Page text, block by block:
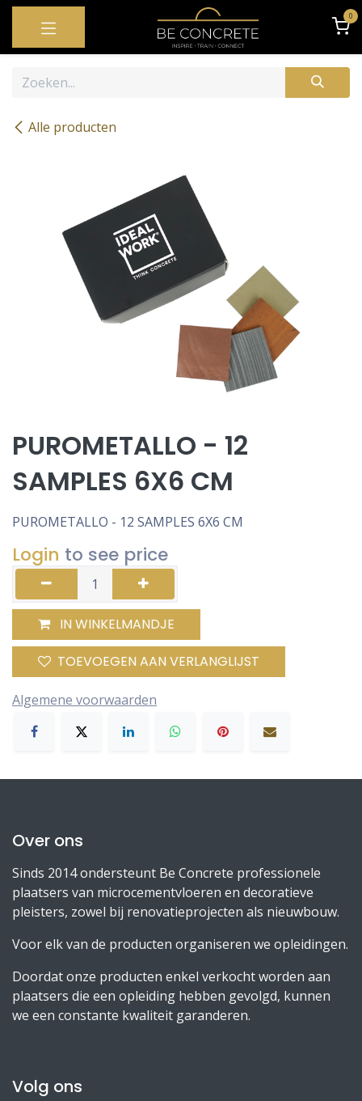
OVERSLAAN NAAR INHOUD 0
Alle producten
PUROMETALLO - 12
SAMPLES 6X6 CM
PUROMETALLO - 12 SAMPLES 6X6 CM
Login to see price
IN WINKELMANDJE
TOEVOEGEN AAN VERLANGLIJST
Algemene voorwaarden
Over ons
Sinds 2014 ondersteunt Be Concrete professionele
plaatsers van microcementvloeren en decoratieve
pleisters, zowel bij renovatieprojecten als nieuwbouw.
Voor elk van de producten organiseren we opleidingen.
Doordat onze producten enkel verkocht worden aan
plaatsers die een opleiding hebben gevolgd, kunnen
we een constante kwaliteit garanderen.
Volg ons